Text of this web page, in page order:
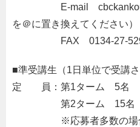
E-mail
を＠に置き換えてください）
FAX 0134-27-
■準受講生（1日単位で受講さ
定 員：第1ターム 5名
第2ターム 15名
※応募者多数の場